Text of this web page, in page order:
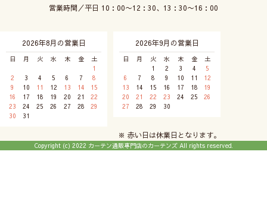
営業時間／平日 10：00〜12：30、13：30〜16：00
2026年8月の営業日
日 月 火 水 木 金
土
1
2
3 4 5 6 7
8
9
10 11 12 13 14
15
16
17 18 19 20 21
22
23
24 25 26 27 28
29
30
31
2026年9月の営業日
日 月 火 水 木 金
土
1
2 3 4
5
6
7 8 9 10 11
12
13
14 15 16 17 18
19
20
21 22 23 24 25
26
27
28 29 30
※ 赤い日は休業日となります。
Copyright (c) 2022 カーテン通販専門店のカーテンズ All rights reserved.